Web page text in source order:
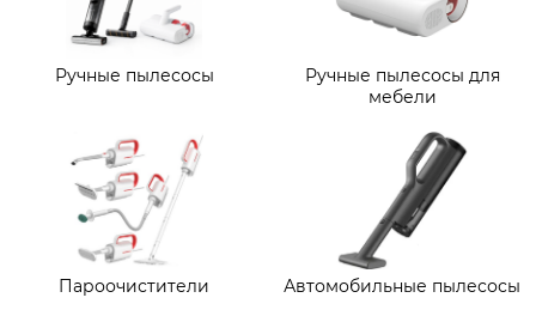
Ручные пылесосы
Ручные пылесосы для
мебели
Пароочистители Автомобильные пылесосы